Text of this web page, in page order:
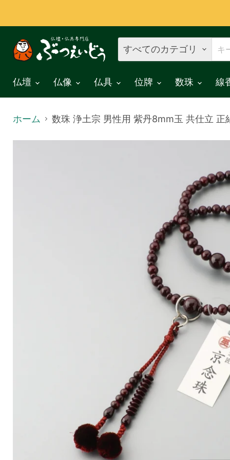
すべてのカテゴリ
仏壇 仏像 仏具 位牌 数珠 線
ホーム 数珠 浄土宗 男性用 紫丹8mm玉 共仕立 正